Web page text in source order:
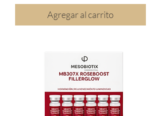
Agregar al carrito